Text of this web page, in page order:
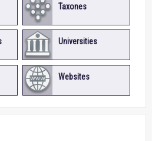
Taxones
Universities
Websites